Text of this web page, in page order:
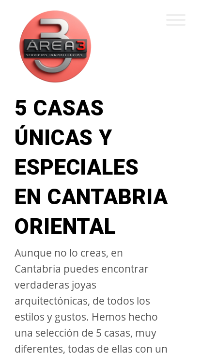
5 CASAS
ÚNICAS Y
ESPECIALES
EN CANTABRIA
ORIENTAL
Aunque no lo creas, en
Cantabria puedes encontrar
verdaderas joyas
arquitectónicas, de todos los
estilos y gustos. Hemos hecho
una selección de 5 casas, muy
diferentes, todas de ellas con un